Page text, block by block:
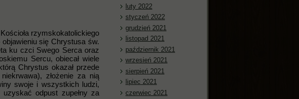
rzymskokatolickiego
się Chrystusa św.
ku czci Swego Serca oraz
Sercu, obiecał wiele
Chrystus okazał przede
złożenie za nią
swoje i wszystkich ludzi,
odpust zupełny za
luty 2022
styczeń 2022
grudzień 2021
listopad 2021
październik 2021
wrzesień 2021
sierpień 2021
lipiec 2021
czerwiec 2021